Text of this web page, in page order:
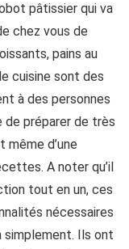
pâtissier qui va
chez vous de
pains au
cuisine sont des
à des personnes
de préparer de très
d’une
A noter qu’il
tout en un, ces
nécessaires
simplement. Ils ont